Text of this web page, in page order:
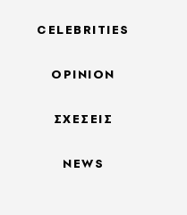
CELEBRITIES
OPINION
ΣΧΕΣΕΙΣ
NEWS